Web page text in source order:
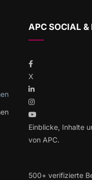
APC SOCIAL &
X
Einblicke, Inhalte
von APC.
500+ verifizierte